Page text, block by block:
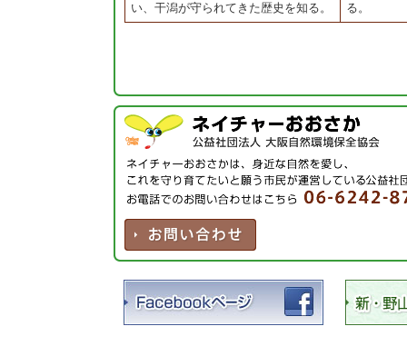
い、干潟が守られてきた歴史を知る。